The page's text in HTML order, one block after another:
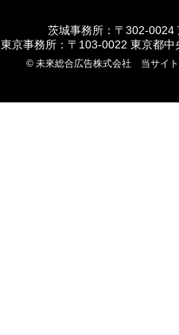
茨城事務所：〒302-0024
東京事務所：〒103-0022 東京都
© 未來総合広告株式会社 当サイ